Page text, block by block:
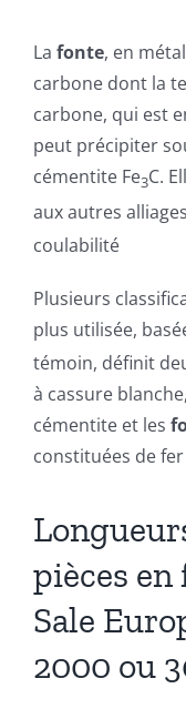
La fonte, en
carbone dont la
carbone, qui est
peut précipiter
cémentite Fe3C.
aux autres
coulabilité
Plusieurs
plus utilisée,
témoin, définit
à cassure
cémentite et les
constituées de
pièces
Sale
2000 ou